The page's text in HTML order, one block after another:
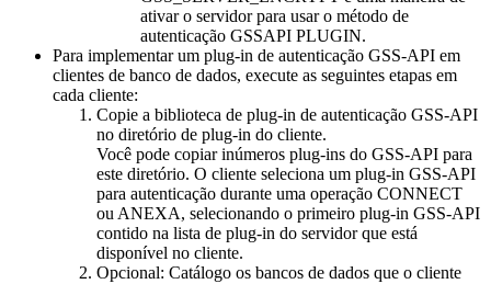
ativar o servidor para usar o método de
autenticação GSSAPI PLUGIN.
Para implementar um plug-in de autenticação GSS-API em
clientes de banco de dados, execute as seguintes etapas em
cada cliente:
Copie a biblioteca de plug-in de autenticação GSS-API
no diretório de plug-in do cliente.
Você pode copiar inúmeros plug-ins do GSS-API para
este diretório. O cliente seleciona um plug-in GSS-API
para autenticação durante uma operação CONNECT
ou ANEXA, selecionando o primeiro plug-in GSS-API
contido na lista de plug-in do servidor que está
disponível no cliente.
Opcional: Catálogo os bancos de dados que o cliente